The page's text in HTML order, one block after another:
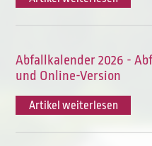
Abfallkalender 2026 -
und Online-Version
Artikel weiterlesen